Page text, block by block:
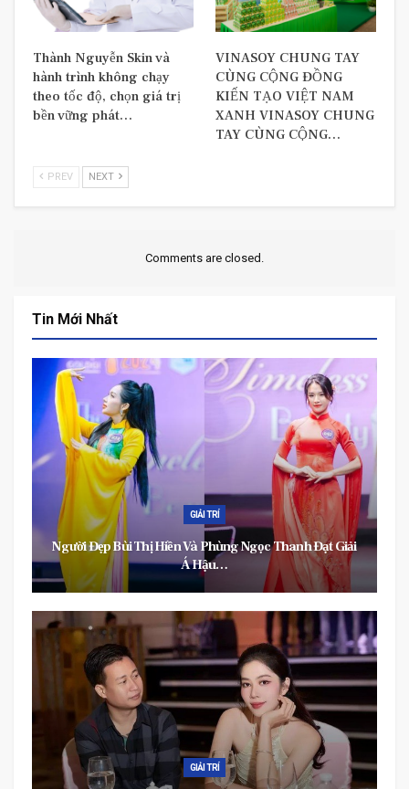
Thành Nguyễn Skin và
hành trình không chạy
theo tốc độ, chọn giá trị
bền vững phát…
VINASOY CHUNG TAY
CÙNG CỘNG ĐỒNG
KIẾN TẠO VIỆT NAM
XANH VINASOY CHUNG
TAY CÙNG CỘNG…
PREV NEXT
Comments are closed.
Tin Mới Nhất
GIẢI TRÍ
Người Đẹp Bùi Thị Hiền Và Phùng Ngọc Thanh Đạt Giải
Á Hậu…
GIẢI TRÍ